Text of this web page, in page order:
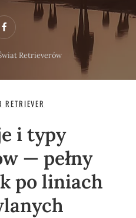
F
a
b
o
Retrieverów
RETRIEVER
i typy
— pełny
po liniach